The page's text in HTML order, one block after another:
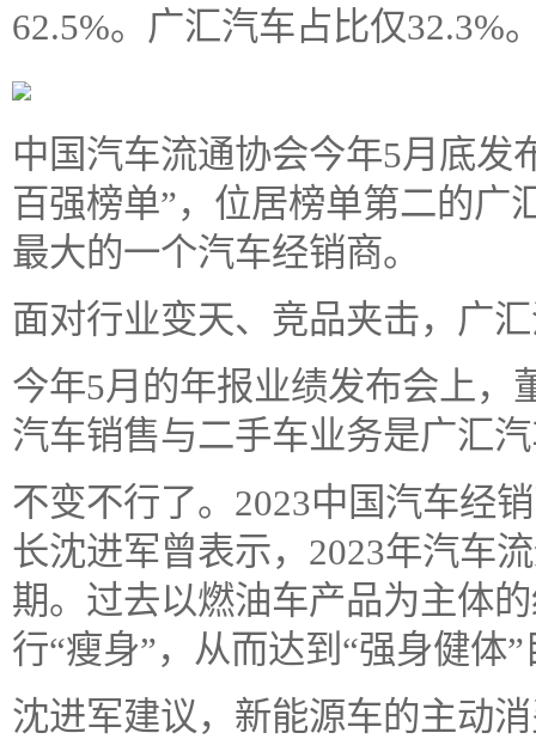
62.5%。广汇汽车占比仅32.3%
中国汽车流通协会今年5月底发
百强榜单”，位居榜单第二的广
最大的一个汽车经销商。
面对行业变天、竞品夹击，广
今年5月的年报业绩发布会上，
汽车销售与二手车业务是广汇
不变不行了。2023中国汽车经
长沈进军曾表示，2023年汽车
期。过去以燃油车产品为主体
行“瘦身”，从而达到“强身健体
沈进军建议，新能源车的主动